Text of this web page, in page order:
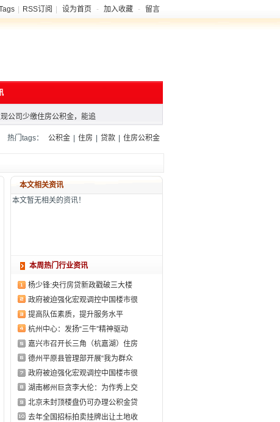
RSS订阅 设为首页 - 加入收藏 - 留言
公司少缴住房公积金，能追
海省各城市实现住房公积金
金新政落地
公司少缴住房公积金，能追
积金新政落地
热门tags： 公积金 住房 贷款 住房公积金
本文相关资讯
本文暂无相关的资讯！
本周热门行业资讯
杨少锋:央行房贷新政戳破三大楼
政府被迫强化宏观调控中国楼市很
提高队伍素质，提升服务水平
杭州中心：发扬“三牛”精神驱动
嘉兴市召开长三角（杭嘉湖）住房
德州平原县管理部开展“我为群众
政府被迫强化宏观调控中国楼市很
湖南郴州巨贪李大伦：为作秀上交
北京未封顶楼盘仍可办理公积金贷
去年全国招标拍卖挂牌出让土地收